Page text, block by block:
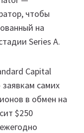
чтобы
на
Series A.
Capital
самих
в обмен на
$250